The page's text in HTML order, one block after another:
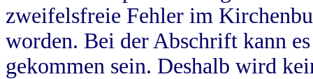
zweifelsfreie Fehler im
worden. Bei der Abschrift kann
gekommen sein. Deshalb wird